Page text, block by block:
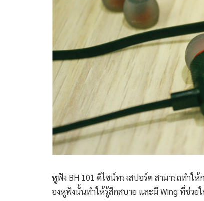
หูฟัง BH 101 ดีไซน์ทรงสปอร์ต สามารถทำใ
องหูฟังนั้นทำให้รู้สึกสบาย และมี Wing ที่ช่ว